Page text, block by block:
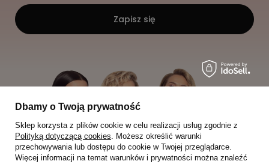
Zapisz się
Dbamy o Twoją prywatność
Sklep korzysta z plików cookie w celu realizacji usług zgodnie z
Polityką dotyczącą cookies. Możesz określić warunki
przechowywania lub dostępu do cookie w Twojej przeglądarce.
Więcej informacji na temat warunków i prywatności można znaleźć